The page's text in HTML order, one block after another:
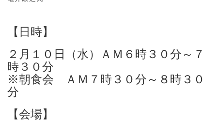
【日時】
２月１０日（水）ＡＭ６時３０分～７
時３０分
※朝食会 ＡＭ７時３０分～８時３０
分
【会場】